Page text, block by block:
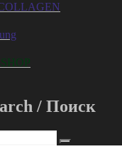
/ Поиск